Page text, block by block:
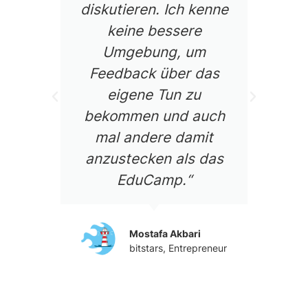
diskutieren. Ich kenne
keine bessere
Umgebung, um
Feedback über das
eigene Tun zu
bekommen und auch
mal andere damit
anzustecken als das
EduCamp.“
Mostafa Akbari
bitstars, Entrepreneur